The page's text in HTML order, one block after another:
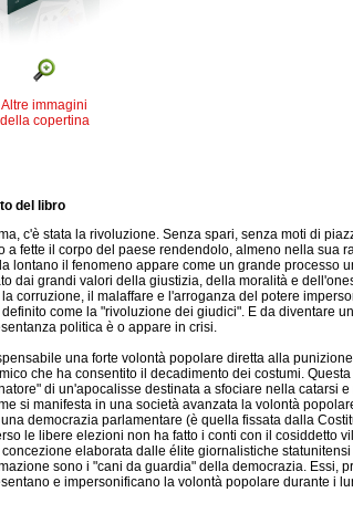
Altre immagini
della copertina
del libro
c'è stata la rivoluzione. Senza spari, senza moti di
a fette il corpo del paese rendendolo, almeno nella sua
lontano il fenomeno appare come un grande processo
dai grandi valori della giustizia, della moralità e
corruzione, il malaffare e l'arroganza del potere
come la "rivoluzione dei giudici". E da diventare
politica è o appare in crisi.
una forte volontà popolare diretta alla
che ha consentito il decadimento dei costumi.
di un'apocalisse destinata a sfociare nella catarsi
si manifesta in una società avanzata la volontà
democrazia parlamentare (è quella fissata dalla
le libere elezioni non ha fatto i conti con il cosiddetto
elaborata dalle élite giornalistiche
sono i "cani da guardia" della democrazia. Essi,
e impersonificano la volontà popolare durante i